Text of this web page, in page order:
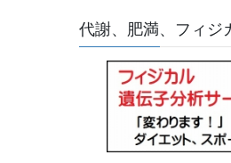
代謝、肥満、フィジ